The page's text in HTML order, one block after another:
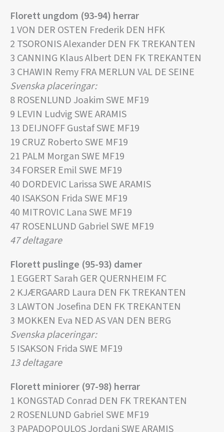
Florett ungdom (93-94) herrar
1 VON DER OSTEN Frederik DEN HFK
2 TSORONIS Alexander DEN FK TREKANTEN
3 CANNING Klaus Albert DEN FK TREKANTEN
3 CHAWIN Remy FRA MERLUN VAL DE SEINE
Svenska placeringar:
8 ROSENLUND Joakim SWE MF19
9 LEVIN Ludvig SWE ARAMIS
13 DEIJNOFF Gustaf SWE MF19
19 CRUZ Roberto SWE MF19
21 PALM Morgan SWE MF19
34 FORSER Emil SWE MF19
40 DORDEVIC Larissa SWE ARAMIS
40 ISAKSON Frida SWE MF19
40 MITROVIC Lana SWE MF19
47 ROSENLUND Gabriel SWE MF19
47 deltagare
Florett puslinge (95-93) damer
1 EGGERT Sarah GER QUERNHEIM FC
2 KJÆRGAARD Laura DEN FK TREKANTEN
3 LAWTON Josefina DEN FK TREKANTEN
3 MOKKEN Eva NED AS VAN DEN BERG
Svenska placeringar:
5 ISAKSON Frida SWE MF19
13 deltagare
Florett miniorer (97-98) herrar
1 KONGSTAD Conrad DEN FK TREKANTEN
2 ROSENLUND Gabriel SWE MF19